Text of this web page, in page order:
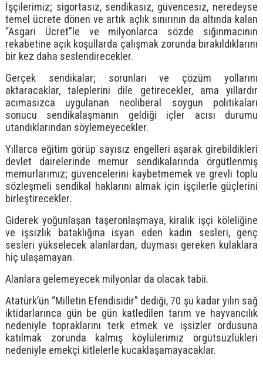
İşçilerimiz; sigortasız, sendikasız, güvencesiz, neredeyse
temel ücrete dönen ve artık açlık sınırının da altında kalan
“Asgari Ücret”le ve milyonlarca sözde sığınmacının
rekabetine açık koşullarda çalışmak zorunda bırakıldıklarını
bir kez daha seslendirecekler.
Gerçek sendikalar; sorunları ve çözüm yollarını
aktaracaklar, taleplerini dile getirecekler, ama yıllardır
acımasızca uygulanan neoliberal soygun politikaları
sonucu sendikalaşmanın geldiği içler acısı durumu
utandıklarından söylemeyecekler.
Yıllarca eğitim görüp sayısız engelleri aşarak girebildikleri
devlet dairelerinde memur sendikalarında örgütlenmiş
memurlarımız; güvencelerini kaybetmemek ve grevli toplu
sözleşmeli sendikal haklarını almak için işçilerle güçlerini
birleştirecekler.
Giderek yoğunlaşan taşeronlaşmaya, kiralık işçi köleliğine
ve işsizlik bataklığına isyan eden kadın sesleri, genç
sesleri yükselecek alanlardan, duyması gereken kulaklara
hiç ulaşamayan.
Alanlara gelemeyecek milyonlar da olacak tabii.
Atatürk’ün “Milletin Efendisidir” dediği, 70 şu kadar yılın sağ
iktidarlarınca gün be gün katledilen tarım ve hayvancılık
nedeniyle topraklarını terk etmek ve işsizler ordusuna
katılmak zorunda kalmış köylülerimiz örgütsüzlükleri
nedeniyle emekçi kitlelerle kucaklaşamayacaklar.